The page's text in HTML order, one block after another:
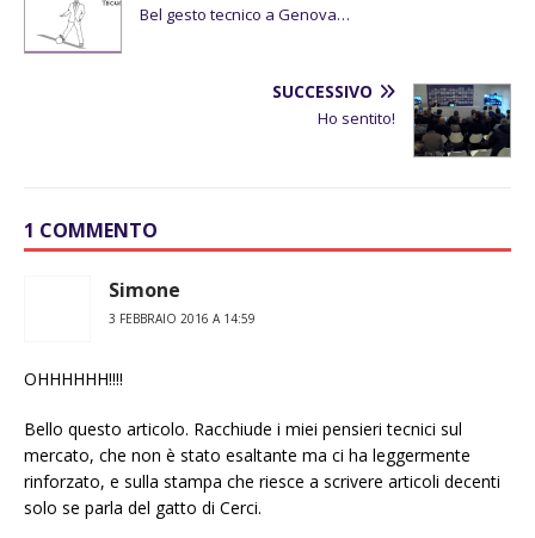
Bel gesto tecnico a Genova…
SUCCESSIVO
Ho sentito!
1 COMMENTO
Simone
3 FEBBRAIO 2016 A 14:59
OHHHHHH!!!!
Bello questo articolo. Racchiude i miei pensieri tecnici sul
mercato, che non è stato esaltante ma ci ha leggermente
rinforzato, e sulla stampa che riesce a scrivere articoli decenti
solo se parla del gatto di Cerci.